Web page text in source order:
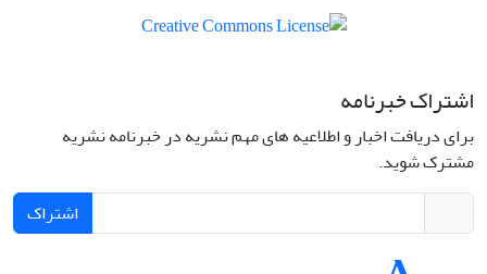
اشتراک خبرنامه
برای دریافت اخبار و اطلاعیه های مهم نشریه در خبرنامه نشریه
مشترک شوید.
اشتراک